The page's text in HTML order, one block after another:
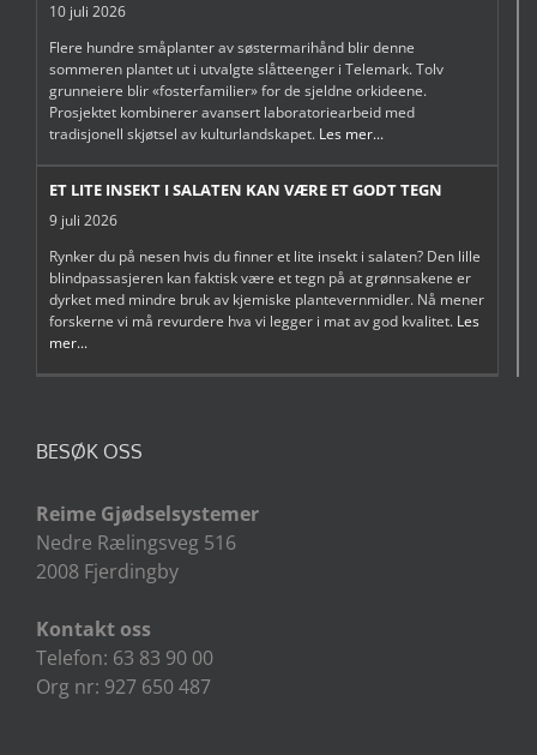
10 juli 2026
Flere hundre småplanter av søstermarihånd blir denne
sommeren plantet ut i utvalgte slåtteenger i Telemark. Tolv
grunneiere blir «fosterfamilier» for de sjeldne orkideene.
Prosjektet kombinerer avansert laboratoriearbeid med
tradisjonell skjøtsel av kulturlandskapet. Les mer...
ET LITE INSEKT I SALATEN KAN VÆRE ET GODT TEGN
9 juli 2026
Rynker du på nesen hvis du finner et lite insekt i salaten? Den lille
blindpassasjeren kan faktisk være et tegn på at grønnsakene er
dyrket med mindre bruk av kjemiske plantevernmidler. Nå mener
forskerne vi må revurdere hva vi legger i mat av god kvalitet. Les
mer...
BESØK OSS
Reime Gjødselsystemer
Nedre Rælingsveg 516
2008 Fjerdingby
Kontakt oss
Telefon: 63 83 90 00
Org nr: 927 650 487